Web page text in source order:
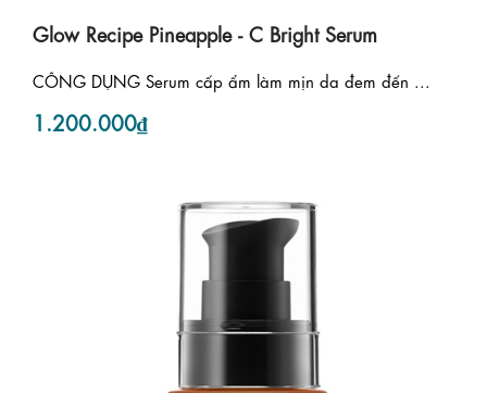
Glow Recipe Pineapple - C Bright Serum
CÔNG DỤNG Serum cấp ẩm làm mịn da đem đến ...
1.200.000₫